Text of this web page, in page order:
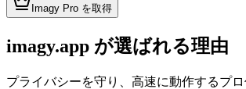
Imagy Pro を取得
imagy.app が選ばれる理由
プライバシーを守り、高速に動作するプ